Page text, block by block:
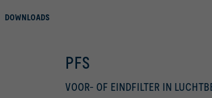
DOWNLOADS
PFS
VOOR- OF EINDFILTER IN